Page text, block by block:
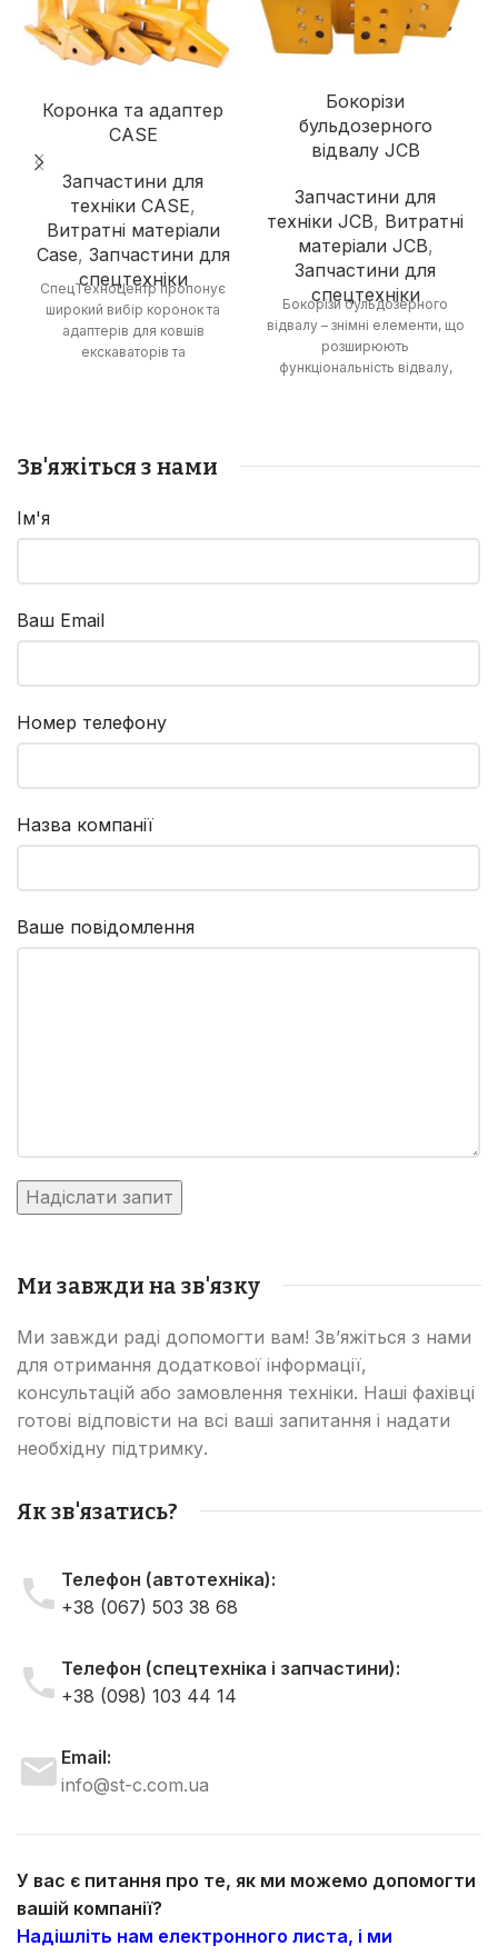
Коронка та адаптер
CASE
Запчастини для
техніки CASE,
Витратні матеріали
Case, Запчастини для
спецтехніки
СпецТехноЦентр пропонує
широкий вибір коронок та
адаптерів для ковшів
екскаваторів та
Бокорізи
бульдозерного
відвалу JCB
Запчастини для
техніки JCB, Витратні
матеріали JCB,
Запчастини для
спецтехніки
Бокорізи бульдозерного
відвалу – знімні елементи, що
розширюють
функціональність відвалу,
Зв'яжіться з нами
Ім'я
Ваш Email
Номер телефону
Назва компанії
Ваше повідомлення
Ми завжди на зв'язку
Ми завжди раді допомогти вам! Зв’яжіться з нами
для отримання додаткової інформації,
консультацій або замовлення техніки. Наші фахівці
готові відповісти на всі ваші запитання і надати
необхідну підтримку.
Як зв'язатись?
Телефон (автотехніка):
+38 (067) 503 38 68
Телефон (спецтехніка і запчастини):
+38 (098) 103 44 14
Email:
info@st-c.com.ua
У вас є питання про те, як ми можемо допомогти
вашій компанії?
Надішліть нам електронного листа, і ми